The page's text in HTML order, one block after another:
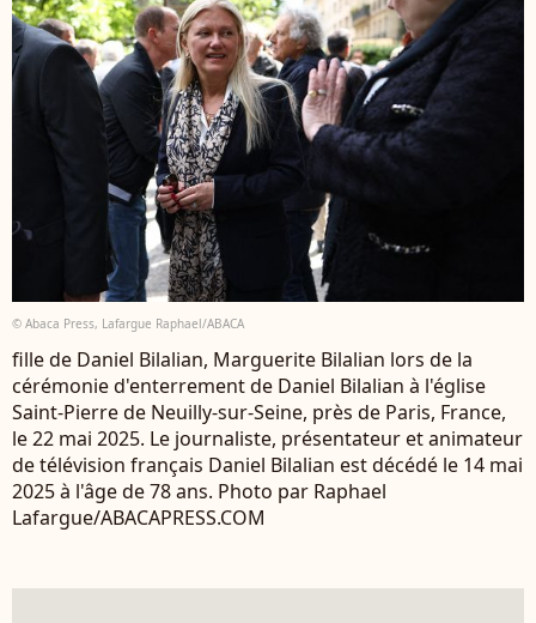
© Abaca Press, Lafargue Raphael/ABACA
fille de Daniel Bilalian, Marguerite Bilalian lors de la
cérémonie d'enterrement de Daniel Bilalian à l'église
Saint-Pierre de Neuilly-sur-Seine, près de Paris, France,
le 22 mai 2025. Le journaliste, présentateur et animateur
de télévision français Daniel Bilalian est décédé le 14 mai
2025 à l'âge de 78 ans. Photo par Raphael
Lafargue/ABACAPRESS.COM